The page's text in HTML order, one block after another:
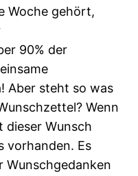
Woche gehört,
90% der
Aber steht so was
Wenn
dieser Wunsch
vorhanden. Es
Wunschgedanken